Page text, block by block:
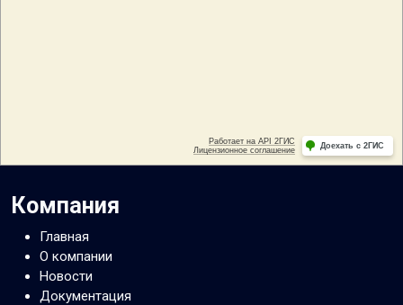
Компания
Главная
О компании
Новости
Документация